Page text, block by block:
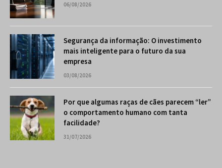
06/08/2026
Segurança da informação: O investimento
mais inteligente para o futuro da sua
empresa
03/08/2026
Por que algumas raças de cães parecem “ler”
o comportamento humano com tanta
facilidade?
31/07/2026